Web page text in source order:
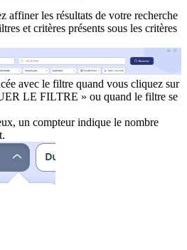
affiner les résultats de votre recherche
et critères présents sous les critères
avec le filtre quand vous cliquez sur
LE FILTRE » ou quand le filtre se
un compteur indique le nombre